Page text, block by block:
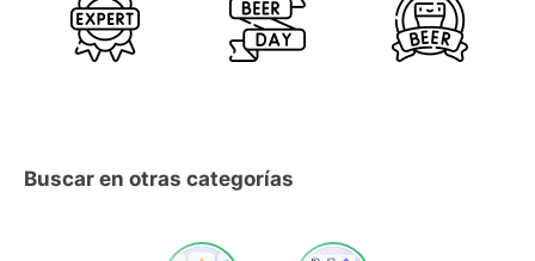
Buscar en otras categorías